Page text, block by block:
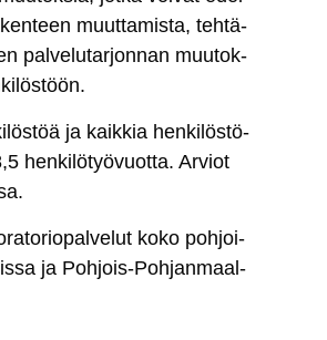
muut­ta­mis­ta, teh­tä­
pal­ve­lu­tar­jon­nan muu­tok­
ja kaik­kia hen­ki­lös­tö­
hen­ki­lö­työ­vuot­ta. Ar­viot
ko­ko poh­joi­
ja Poh­jois-Poh­jan­maal­